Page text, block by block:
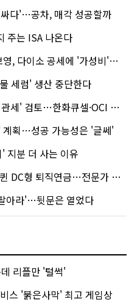
다'…공차, 매각 성공할까
주는 ISA 나온다
이소 공세에 '가성비'로 맞불
세럼' 생산 중단한다
검토…한화큐셀·OCI 영향은?
계획…성공 가능성은 '글쎄'
지분 더 사는 이유
형 퇴직연금…전문가 조언은
아라'…뒷문은 열었다
리플만 '털썩'
스 '붉은사막' 최고 게임상